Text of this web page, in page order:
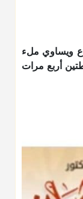
ويساوي ملء
أربع مرات